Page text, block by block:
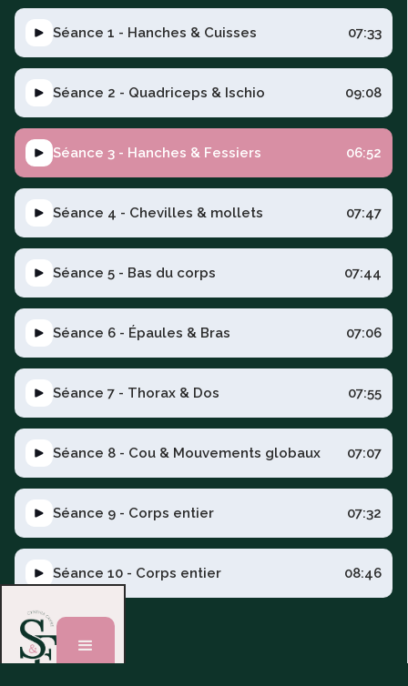
Séance 1 - Hanches & Cuisses 07:33
Séance 2 - Quadriceps & Ischio 09:08
Séance 3 - Hanches & Fessiers 06:52
Séance 4 - Chevilles & mollets 07:47
Séance 5 - Bas du corps 07:44
Séance 6 - Épaules & Bras 07:06
Séance 7 - Thorax & Dos 07:55
Séance 8 - Cou & Mouvements globaux 07:07
Séance 9 - Corps entier 07:32
Séance 10 - Corps entier 08:46